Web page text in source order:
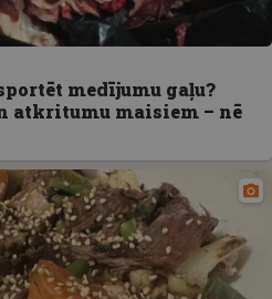
medījumu gaļu?
atkritumu maisiem – nē